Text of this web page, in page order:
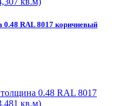
RAL 8017 коричневый